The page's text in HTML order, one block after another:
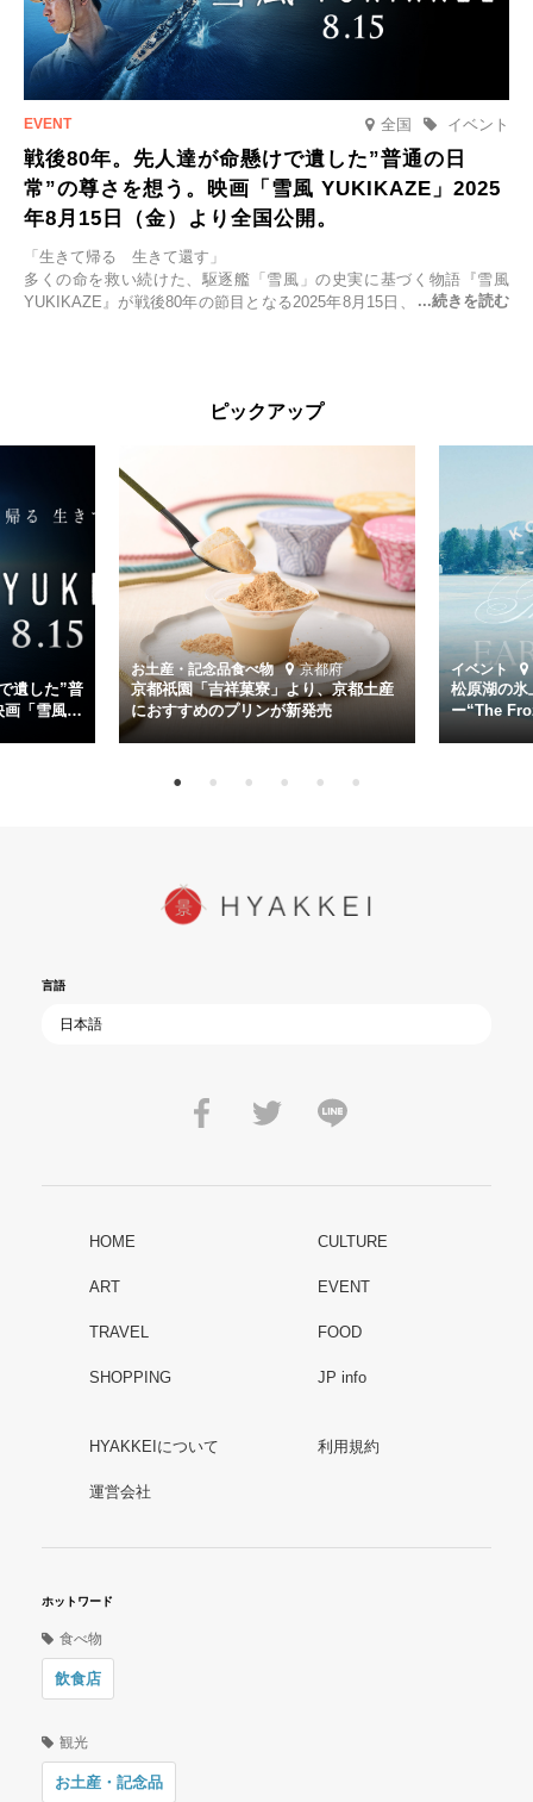
全国 イベント
戦後80年。先人達が命懸けで遺した”普通の日
常”の尊さを想う。映画「雪風 YUKIKAZE」2025
年8月15日（金）より全国公開。
「生きて帰る 生きて還す」
多くの命を救い続けた、駆逐艦「雪風」の史実に基づく物語『雪風
YUKIKAZE』が戦後80年の節目となる2025年8月15日、全国公開され
くの仲間の命を救い帰還させ、戦後まで生き抜き「幸運艦」と呼ばれ
主演は「雪風」の艦長・寺澤一利を演じる竹野内豊。先任伍長・早瀬
幸平を玉木宏が演じるほか、奥平大兼、田中麗奈、石丸幹二、益岡徹
など実力派俳優が共演。そして戦艦大和と運命を共にした帝国海軍・
第二艦隊司令長官、伊藤整一を中井貴一が圧倒的な存在感で演じ切
る。
時代が再び、分断と暴力に揺れる現代。本作は「同じ過ちを繰り返す
道を歩んではいないか」と、彼らが命をかけて守りたいと願っ
た”今”を生きる私達に問いかける。戦後80年、戦争の記憶が薄れゆく
今だからこそ、尊い平和の価値を未来に繋ぐ作品『雪風 YUKIKAZE』
を多くの方にご覧いただきたい。
ピックアップ
遺した”普
画「雪風
お土産・記念品食べ物 京都府
京都祇園「吉祥菓寮」より、京都土産
におすすめのプリンが新発売
イベント
松原湖の氷
ー“The
言語
HOME CULTURE
ART EVENT
TRAVEL FOOD
SHOPPING JP info
HYAKKEIについて 利用規約
運営会社
ホットワード
食べ物
飲食店
観光
お土産・記念品